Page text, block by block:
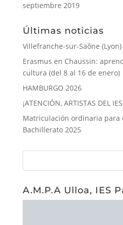
septiembre 2019
Últimas noticias
Villefranche-sur-Saône (Lyon)
Erasmus en Chaussin:
cultura (del 8 al 16 de enero)
HAMBURGO 2026
¡ATENCIÓN, ARTISTAS DEL
Matriculación ordinaria para
Bachillerato 2025
A.M.P.A Ulloa, IES